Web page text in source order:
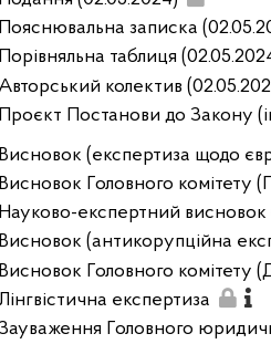
Пояснювальна записка
Порівняльна таблиця
колектив
Проєкт Постанови до Закону
Висновок (експертиза щодо
Висновок Головного комітету
Науково-експертний
Висновок (антикорупційна
Висновок Головного комітету
експертиза
Головного